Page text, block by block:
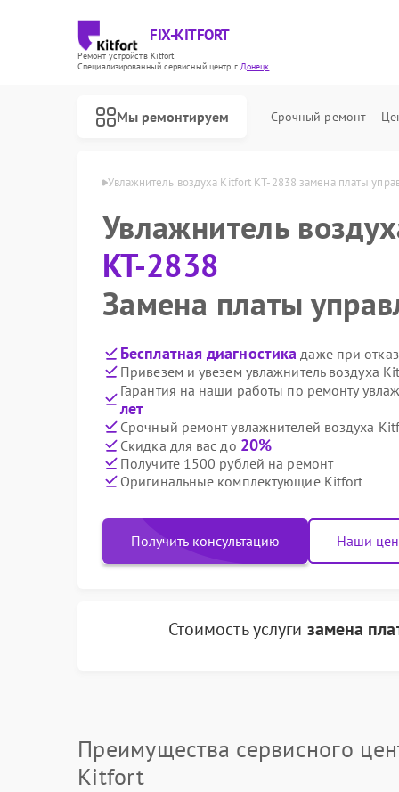
FIX-KITFORT
Ремонт устройств Kitfort
Специализированный cервисный центр г.Донецк
Мы ремонтируем Срочный ремонт
КТ-2838 в Донецке Увлажнитель воздуха Kitfort КТ-2838 замена платы
Увлажнитель
КТ-2838
Замена платы
Бесплатная диагностика даже при
Привезем и увезем увлажнитель воздуха
Гарантия на наши работы по ремонту
лет
Срочный ремонт увлажнителей воздуха
Скидка для вас до 20%
Получите 1500 рублей на ремонт
Оригинальные комплектующие Kitfort
Получить консультацию Наши
Стоимость услуги замена
Преимущества сервисного
Kitfort